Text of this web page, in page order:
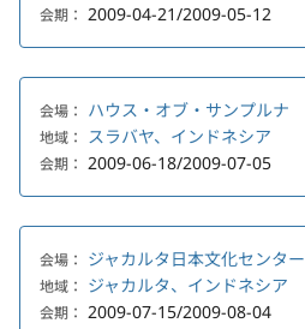
会期： 2009-04-21/2009-05-12
会場： ハウス・オブ・サンプルナ
地域： スラバヤ、インドネシア
会期： 2009-06-18/2009-07-05
会場： ジャカルタ日本文化センター
地域： ジャカルタ、インドネシア
会期： 2009-07-15/2009-08-04